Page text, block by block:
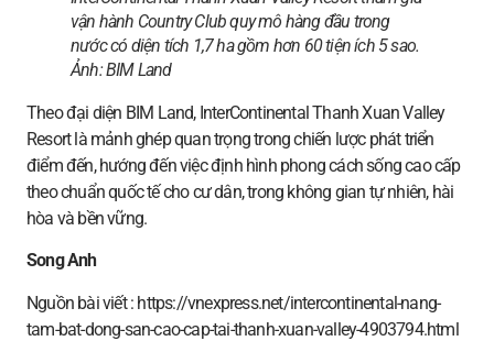
vận hành Country Club quy mô hàng đầu trong
nước có diện tích 1,7 ha gồm hơn 60 tiện ích 5 sao.
Ảnh:BIM Land
Theo đại diện BIM Land, InterContinental Thanh Xuan Valley
Resort là mảnh ghép quan trọng trong chiến lược phát triển
điểm đến, hướng đến việc định hình phong cách sống cao cấp
theo chuẩn quốc tế cho cư dân, trong không gian tự nhiên, hài
hòa và bền vững.
Song Anh
Nguồn bài viết : https://vnexpress.net/intercontinental-nang-
tam-bat-dong-san-cao-cap-tai-thanh-xuan-valley-4903794.html